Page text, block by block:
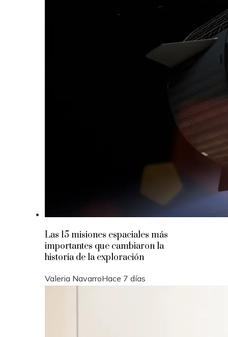
Las 15 misiones espaciales más
importantes que cambiaron la
historia de la exploración
Valeria NavarroHace 7 días